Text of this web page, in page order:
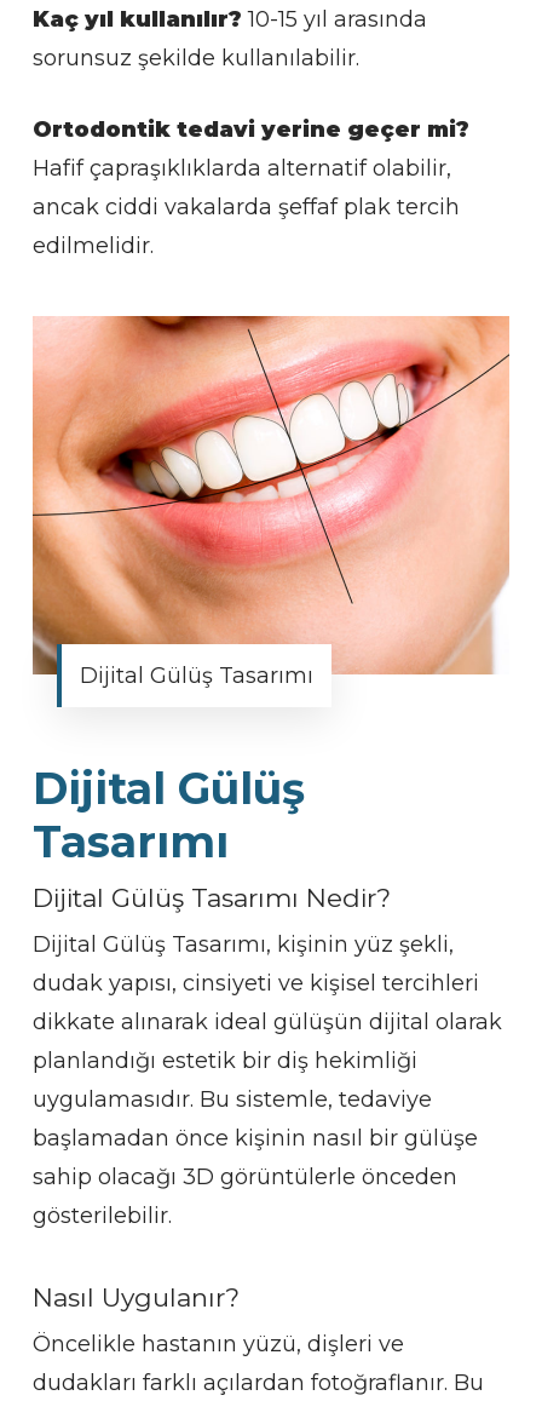
Kaç yıl kullanılır? 10-15 yıl arasında
sorunsuz şekilde kullanılabilir.
Ortodontik tedavi yerine geçer mi?
Hafif çapraşıklıklarda alternatif olabilir,
ancak ciddi vakalarda şeffaf plak tercih
edilmelidir.
Dijital Gülüş Tasarımı
Dijital Gülüş
Tasarımı
Dijital Gülüş Tasarımı Nedir?
Dijital Gülüş Tasarımı, kişinin yüz şekli,
dudak yapısı, cinsiyeti ve kişisel tercihleri
dikkate alınarak ideal gülüşün dijital olarak
planlandığı estetik bir diş hekimliği
uygulamasıdır. Bu sistemle, tedaviye
başlamadan önce kişinin nasıl bir gülüşe
sahip olacağı 3D görüntülerle önceden
gösterilebilir.
Nasıl Uygulanır?
Öncelikle hastanın yüzü, dişleri ve
dudakları farklı açılardan fotoğraflanır. Bu